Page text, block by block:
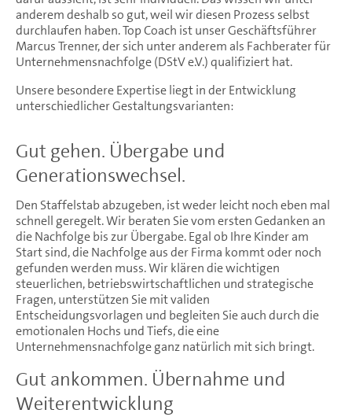
anderem deshalb so gut, weil wir diesen Prozess selbst
durchlaufen haben. Top Coach ist unser Geschäftsführer
Marcus Trenner, der sich unter anderem als Fachberater für
Unternehmensnachfolge (DStV e.V.) qualifiziert hat.
Unsere besondere Expertise liegt in der Entwicklung
unterschiedlicher Gestaltungsvarianten:
Gut gehen. Übergabe und
Generationswechsel.
Den Staffelstab abzugeben, ist weder leicht noch eben mal
schnell geregelt. Wir beraten Sie vom ersten Gedanken an
die Nachfolge bis zur Übergabe. Egal ob Ihre Kinder am
Start sind, die Nachfolge aus der Firma kommt oder noch
gefunden werden muss. Wir klären die wichtigen
steuerlichen, betriebswirtschaftlichen und strategische
Fragen, unterstützen Sie mit validen
Entscheidungsvorlagen und begleiten Sie auch durch die
emotionalen Hochs und Tiefs, die eine
Unternehmensnachfolge ganz natürlich mit sich bringt.
Gut ankommen. Übernahme und
Weiterentwicklung